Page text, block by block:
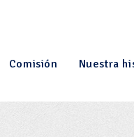
Comisión Nuestra